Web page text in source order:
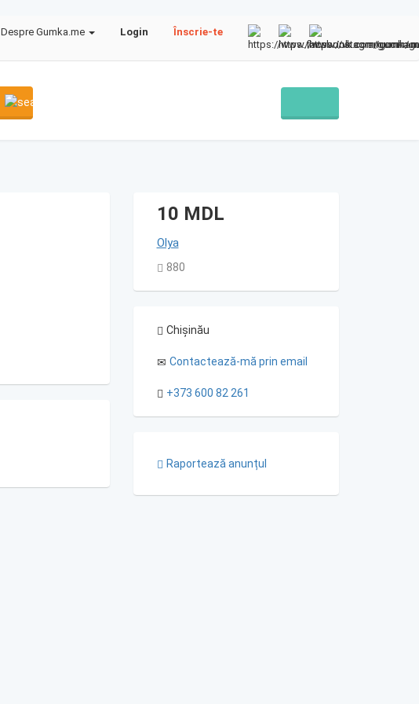
Despre Gumka.me Login Înscrie-te
10 MDL
Olya
880
Chișinău
Contactează-mă prin email
+373 600 82 261
Raportează anunțul